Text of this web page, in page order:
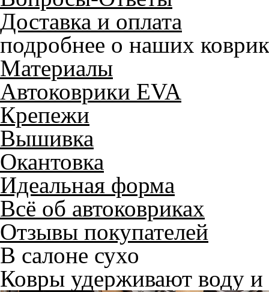
Доставка и оплата
подробнее о наших
Материалы
Автоковрики EVA
Крепежи
Вышивка
Окантовка
Идеальная форма
Всё об автоковриках
Отзывы покупателей
В салоне сухо
Ковры удерживают воду и